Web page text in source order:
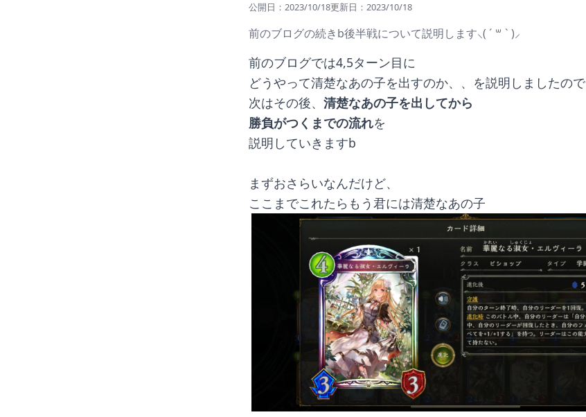
公開日： 2023/10/18更新日： 2023/10/18
前のブログの続きb後半戦について説明します⸜( ´ ꒳ ` )⸝
前のブログでは4,5ターン目に
どうやって清楚なあの子を出すのか、、を説明しましたので
次はその後、 清楚なあの子を出してから
勝負がつくまでの流れを
説明していきますb
まずおさらいなんだけど、
ここまでこれたらもう君には清楚なあの子